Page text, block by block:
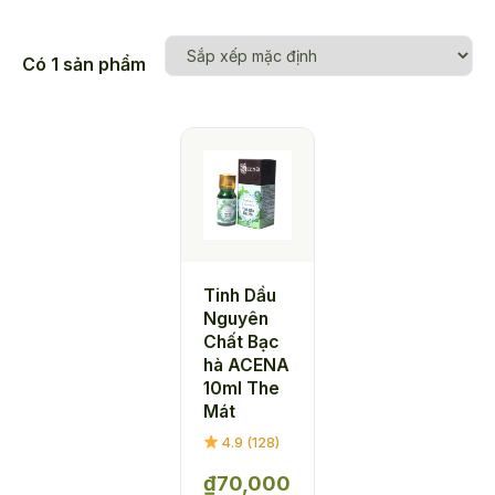
Có 1 sản phẩm
Tinh Dầu
Nguyên
Chất Bạc
hà ACENA
10ml The
Mát
4.9 (128)
₫70,000